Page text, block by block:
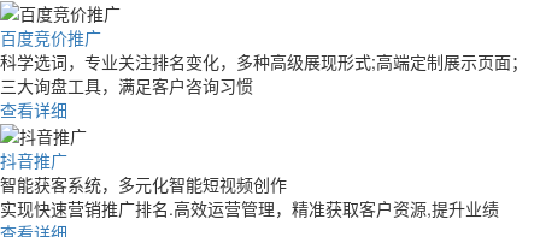
百度竞价推广
科学选词，专业关注排名变化，多种高级展现形式;高端定制展示页面；
三大询盘工具，满足客户咨询习惯
查看详细
抖音推广
智能获客系统，多元化智能短视频创作
实现快速营销推广排名.高效运营管理，精准获取客户资源,提升业绩
查看详细